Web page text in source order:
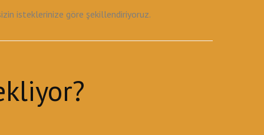
isteklerinize göre şekillendiriyoruz.